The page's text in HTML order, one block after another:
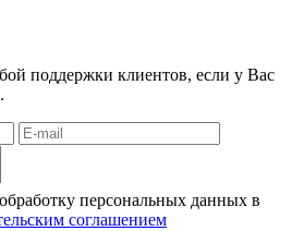
поддержки клиентов, если у Вас
персональных данных в
соглашением